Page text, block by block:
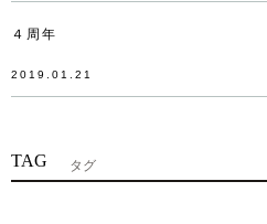
４周年
2019.01.21
TAG タグ